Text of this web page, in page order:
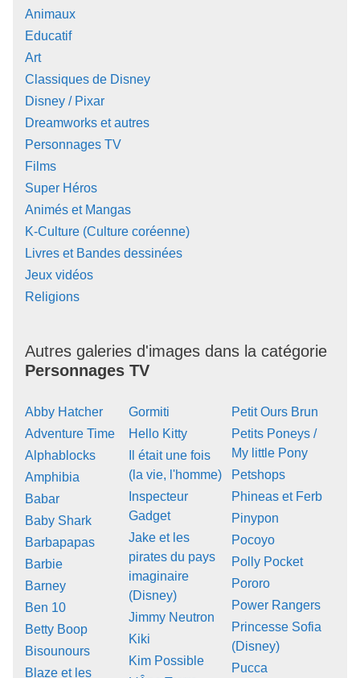
Animaux
Educatif
Art
Classiques de Disney
Disney / Pixar
Dreamworks et autres
Personnages TV
Films
Super Héros
Animés et Mangas
K-Culture (Culture coréenne)
Livres et Bandes dessinées
Jeux vidéos
Religions
Autres galeries d'images dans la catégorie
Personnages TV
Abby Hatcher
Adventure Time
Alphablocks
Amphibia
Babar
Baby Shark
Barbapapas
Barbie
Barney
Ben 10
Betty Boop
Bisounours
Blaze et les
Gormiti
Hello Kitty
Il était une fois
(la vie, l'homme)
Inspecteur
Gadget
Jake et les
pirates du pays
imaginaire
(Disney)
Jimmy Neutron
Kiki
Kim Possible
Petit Ours Brun
Petits Poneys /
My little Pony
Petshops
Phineas et Ferb
Pinypon
Pocoyo
Polly Pocket
Pororo
Power Rangers
Princesse Sofia
(Disney)
Pucca